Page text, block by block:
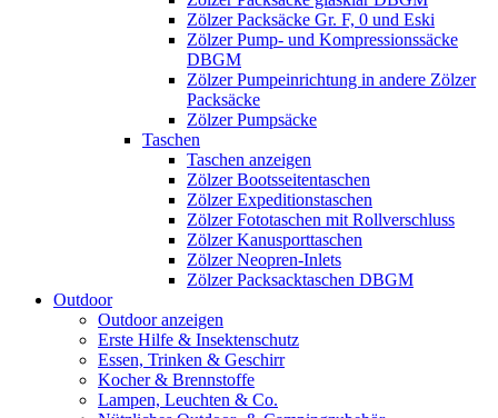
Zölzer Packsäcke Gr. F, 0 und Eski
Zölzer Pump- und Kompressionssäcke
DBGM
Zölzer Pumpeinrichtung in andere Zölzer
Packsäcke
Zölzer Pumpsäcke
Taschen
Taschen anzeigen
Zölzer Bootsseitentaschen
Zölzer Expeditionstaschen
Zölzer Fototaschen mit Rollverschluss
Zölzer Kanusporttaschen
Zölzer Neopren-Inlets
Zölzer Packsacktaschen DBGM
Outdoor
Outdoor anzeigen
Erste Hilfe & Insektenschutz
Essen, Trinken & Geschirr
Kocher & Brennstoffe
Lampen, Leuchten & Co.